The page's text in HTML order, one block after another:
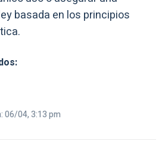
basada en los principios
06/04, 3:13 pm